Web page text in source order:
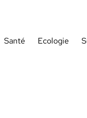
Santé Ecologie